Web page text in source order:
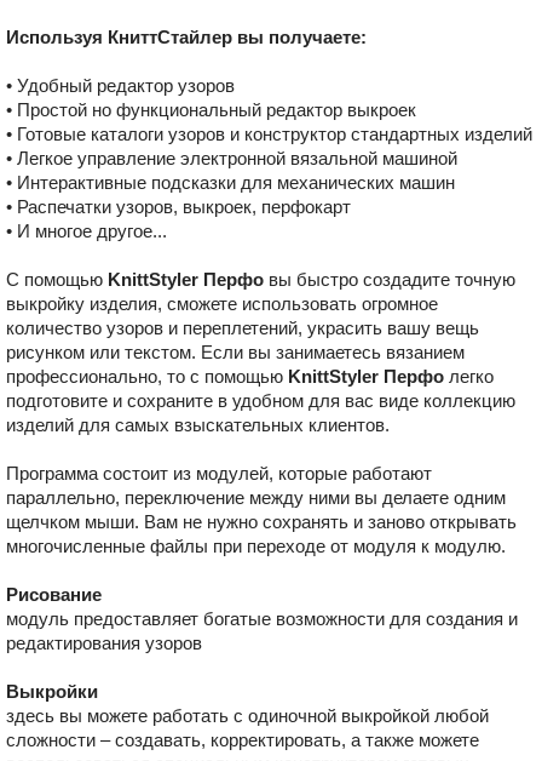
Используя КниттСтайлер вы получаете:
• Удобный редактор узоров
• Простой но функциональный редактор выкроек
• Готовые каталоги узоров и конструктор стандартных изделий
• Легкое управление электронной вязальной машиной
• Интерактивные подсказки для механических машин
• Распечатки узоров, выкроек, перфокарт
• И многое другое...
С помощью KnittStyler Перфо вы быстро создадите точную
выкройку изделия, сможете использовать огромное
количество узоров и переплетений, украсить вашу вещь
рисунком или текстом. Если вы занимаетесь вязанием
профессионально, то с помощью KnittStyler Перфо легко
подготовите и сохраните в удобном для вас виде коллекцию
изделий для самых взыскательных клиентов.
Программа состоит из модулей, которые работают
параллельно, переключение между ними вы делаете одним
щелчком мыши. Вам не нужно сохранять и заново открывать
многочисленные файлы при переходе от модуля к модулю.
Рисование
модуль предоставляет богатые возможности для создания и
редактирования узоров
Выкройки
здесь вы можете работать с одиночной выкройкой любой
сложности – создавать, корректировать, а также можете